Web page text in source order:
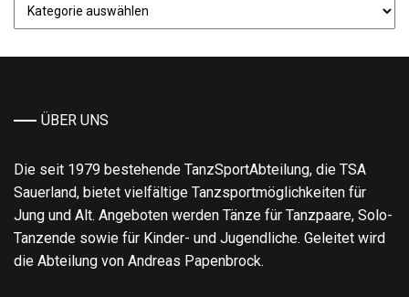
auswählen
und
ÜBER UNS
Die seit 1979 bestehende TanzSportAbteilung, die TSA
Sauerland, bietet vielfältige Tanzsportmöglichkeiten für
Jung und Alt. Angeboten werden Tänze für Tanzpaare, Solo-
Tanzende sowie für Kinder- und Jugendliche. Geleitet wird
die Abteilung von Andreas Papenbrock.